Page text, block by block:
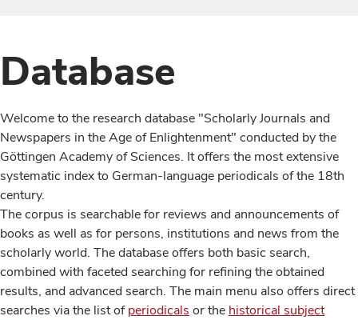
Database
Welcome to the research database "Scholarly Journals and
Newspapers in the Age of Enlightenment" conducted by the
Göttingen Academy of Sciences. It offers the most extensive
systematic index to German-language periodicals of the 18th
century.
The corpus is searchable for reviews and announcements of
books as well as for persons, institutions and news from the
scholarly world. The database offers both basic search,
combined with faceted searching for refining the obtained
results, and advanced search. The main menu also offers direct
searches via the list ofperiodicals or the historical subject